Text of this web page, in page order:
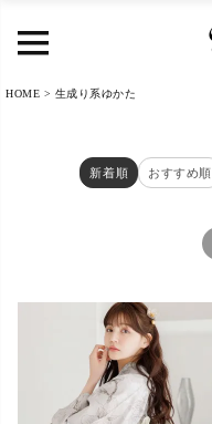
HOME 生成り系ゆかた
新着順 おすすめ順